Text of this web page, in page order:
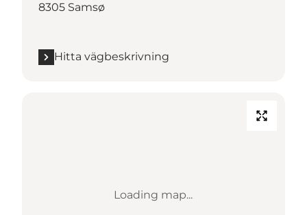
8305 Samsø
Hitta vägbeskrivning
Loading map...